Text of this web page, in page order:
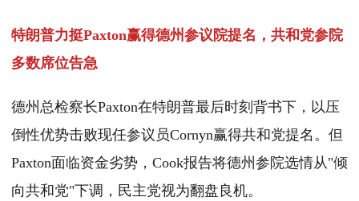
特朗普力挺Paxton赢得德州参议院提名，共和党参院
多数席位告急
德州总检察长Paxton在特朗普最后时刻背书下，以压
倒性优势击败现任参议员Cornyn赢得共和党提名。但
Paxton面临资金劣势，Cook报告将德州参院选情从"倾
向共和党"下调，民主党视为翻盘良机。